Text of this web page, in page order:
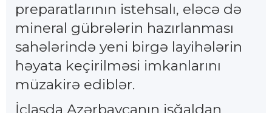
preparatlarının istehsalı, eləcə də
mineral gübrələrin hazırlanması
sahələrində yeni birgə layihələrin
həyata keçirilməsi imkanlarını
müzakirə ediblər.
İclasda Azərbaycanın işğaldan